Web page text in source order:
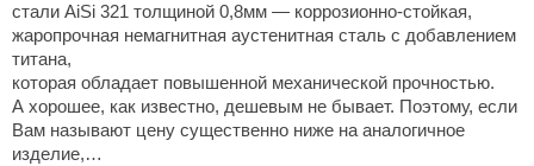
ELEMENTS
стали AiSi 321 толщиной 0,8мм — коррозионно-стойкая,
жаропрочная немагнитная аустенитная сталь с добавлением
титана,
которая обладает повышенной механической прочностью.
А хорошее, как известно, дешевым не бывает. Поэтому, если
Вам называют цену существенно ниже на аналогичное
изделие,